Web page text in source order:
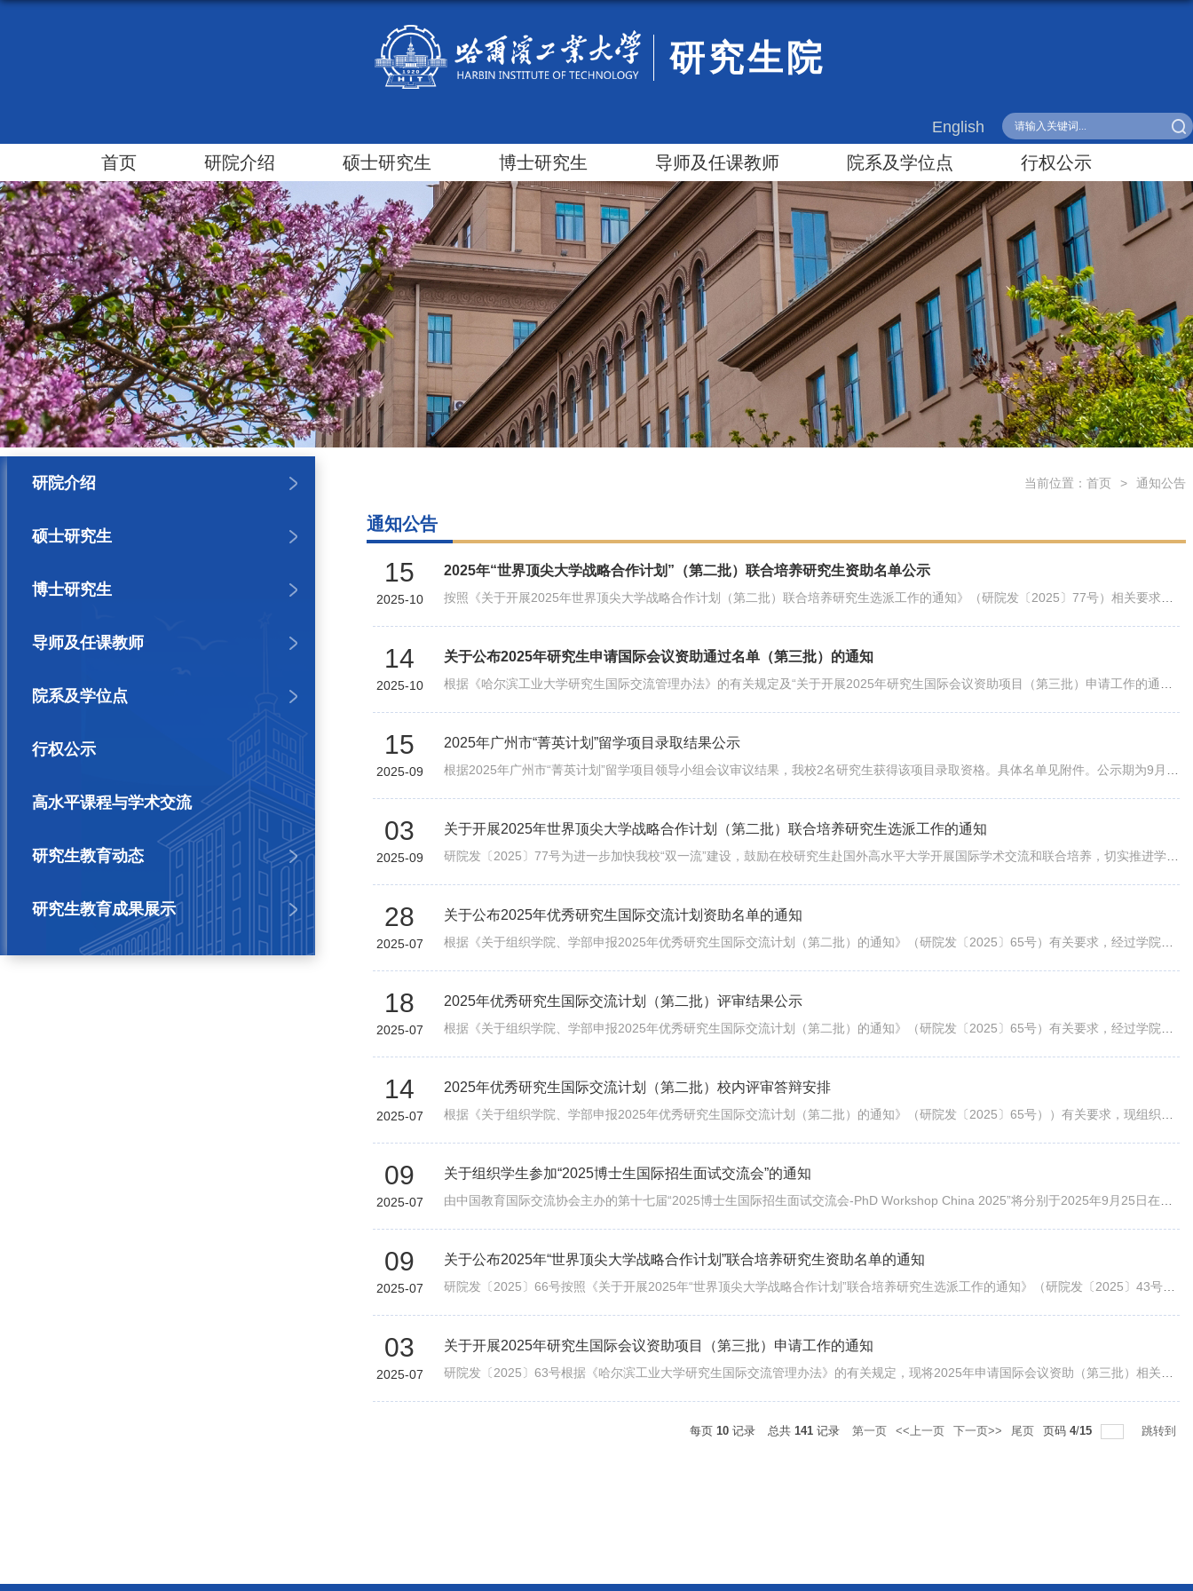
研究生院
English
首页 研院介绍 硕士研究生 博士研究生 导师及任课教师 院系及学位点 行权公示
研院介绍
硕士研究生
博士研究生
导师及任课教师
院系及学位点
行权公示
高水平课程与学术交流
研究生教育动态
研究生教育成果展示
当前位置： 首页 > 通知公告
通知公告
15
2025-10
2025年“世界顶尖大学战略合作计划”（第二批）联合培养研究生资助名单公示
14
2025-10
关于公布2025年研究生申请国际会议资助通过名单（第三批）的通知
15
2025-09
2025年广州市“菁英计划”留学项目录取结果公示
03
2025-09
关于开展2025年世界顶尖大学战略合作计划（第二批）联合培养研究生选派工作的通知
28
2025-07
关于公布2025年优秀研究生国际交流计划资助名单的通知
18
2025-07
2025年优秀研究生国际交流计划（第二批）评审结果公示
14
2025-07
2025年优秀研究生国际交流计划（第二批）校内评审答辩安排
09
2025-07
关于组织学生参加“2025博士生国际招生面试交流会”的通知
09
2025-07
关于公布2025年“世界顶尖大学战略合作计划”联合培养研究生资助名单的通知
03
2025-07
关于开展2025年研究生国际会议资助项目（第三批）申请工作的通知
每页 10 记录 总共 141 记录 第一页 <<上一页 下一页>> 尾页 页码 4/15 跳转到